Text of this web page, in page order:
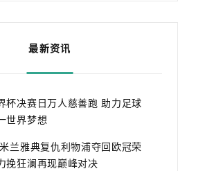
最新资讯
杯决赛日万人慈善跑 助力足球
世界梦想
兰雅典复仇利物浦夺回欧冠荣
挽狂澜再现巅峰对决